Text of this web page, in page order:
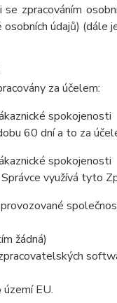
zpracováním
údajů) (dále
za účelem:
spokojenosti
60 dnía to za
spokojenosti
využívá tyto
žádná)
EU.